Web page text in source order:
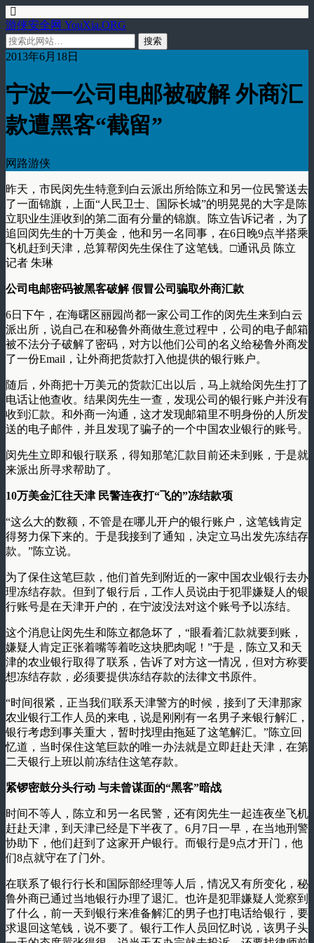
游侠安全网 YouXia.ORG
2013年6月18日
宁波一公司电邮被破解 外商汇
款遭黑客“截留”
网路游侠
昨天，市民闵先生特意到白云派出所给陈立和另一位民警送去
了一面锦旗，上面“人民卫士、国际长城”的明晃晃的大字是陈
立职业生涯收到的第二面有分量的锦旗。陈立告诉记者，为了
追回闵先生的十万美金，他和另一名同事，在6日晚9点半搭乘
飞机赶到天津，总算帮闵先生保住了这笔钱。□通讯员 陈立
记者 朱琳
公司电邮密码被黑客破解 假冒公司骗取外商汇款
6日下午，在海曙区丽园尚都一家公司工作的闵先生来到白云
派出所，说自己在和秘鲁外商做生意过程中，公司的电子邮箱
被不法分子破解了密码，对方以他们公司的名义给秘鲁外商发
了一份Email，让外商把货款打入他提供的银行账户。
随后，外商把十万美元的货款汇出以后，马上就给闵先生打了
电话让他查收。结果闵先生一查，发现公司的银行账户并没有
收到汇款。和外商一沟通，这才发现邮箱里不明身份的人所发
送的电子邮件，并且发现了骗子的一个中国农业银行的账号。
闵先生立即和银行联系，得知那笔汇款目前还未到账，于是就
来派出所寻求帮助了。
10万美金汇往天津 民警连夜打“飞的”冻结款项
“这么大的数额，不管是在哪儿开户的银行账户，这笔钱肯定
得努力保下来的。于是我接到了通知，决定立马出发先冻结存
款。”陈立说。
为了保住这笔巨款，他们首先到附近的一家中国农业银行去办
理冻结存款。但到了银行后，工作人员说由于犯罪嫌疑人的银
行账号是在天津开户的，在宁波没法对这个账号予以冻结。
这个消息让闵先生和陈立都急坏了，“眼看着汇款就要到账，
嫌疑人肯定正张着嘴等着吃这块肥肉呢！”于是，陈立又和天
津的农业银行取得了联系，告诉了对方这一情况，但对方称要
想冻结存款，必须要提供冻结存款的法律文书原件。
“时间很紧，正当我们联系天津警方的时候，接到了天津那家
农业银行工作人员的来电，说是刚刚有一名男子来银行解汇，
银行考虑到事关重大，暂时找理由拖延了这笔解汇。”陈立回
忆道，当时保住这笔巨款的唯一办法就是立即赶赴天津，在第
二天银行上班以前冻结住这笔存款。
紧锣密鼓分头行动 与未曾谋面的“黑客”暗战
时间不等人，陈立和另一名民警，还有闵先生一起连夜坐飞机
赶赴天津，到天津已经是下半夜了。6月7日一早，在当地刑警
协助下，他们赶到了这家开户银行。而银行是9点才开门，他
们8点就守在了门外。
在联系了银行行长和国际部经理等人后，情况又有所变化，秘
鲁外商已通过当地银行办理了退汇。也许是犯罪嫌疑人觉察到
了什么，前一天到银行来准备解汇的男子也打电话给银行，要
求退回这笔钱，说不要了。银行工作人员回忆时说，该男子头